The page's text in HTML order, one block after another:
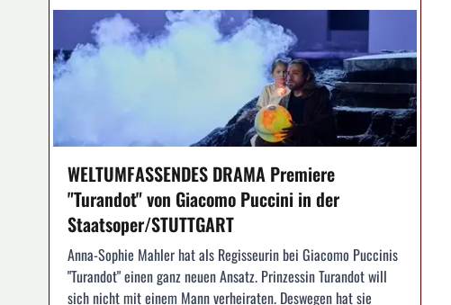
WELTUMFASSENDES DRAMA Premiere
"Turandot" von Giacomo Puccini in der
Staatsoper/STUTTGART
Anna-Sophie Mahler hat als Regisseurin bei Giacomo Puccinis
"Turandot" einen ganz neuen Ansatz. Prinzessin Turandot will
sich nicht mit einem Mann verheiraten. Deswegen hat sie